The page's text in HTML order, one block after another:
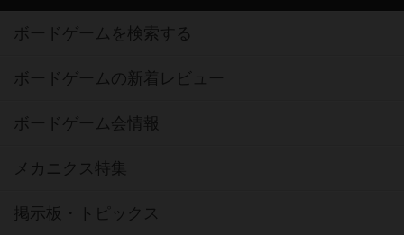
ボードゲームを検索する
ボードゲームの新着レビュー
ボードゲーム会情報
メカニクス特集
掲示板・トピックス